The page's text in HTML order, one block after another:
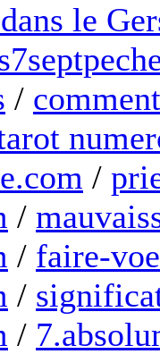
le
/
/
/
/ faire-
/
/